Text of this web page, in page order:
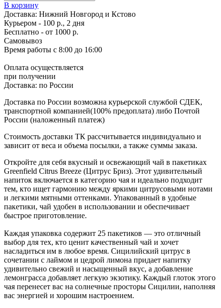
В корзину
Доставка: Нижний Новгород и Кстово
Курьером - 100 р., 2 дня
Бесплатно - от 1000 р.
Самовывоз
Время работы с 8:00 до 16:00
Оплата осуществляется
при получении
Доставка: по России
Доставка по России возможна курьерской службой СДЕК,
транспортной компанией(100% предоплата) либо Почтой
России (наложенный платеж)
Стоимость доставки ТК рассчитывается индивидуально и
зависит от веса и объема посылки, а также суммы заказа.
Откройте для себя вкусный и освежающий чай в пакетиках
Greenfield Citrus Breeze (Цитрус Бриз). Этот удивительный
напиток включается в категорию чая и идеально подходит
тем, кто ищет гармонию между яркими цитрусовыми нотами
и легкими мятными оттенками. Упакованный в удобные
пакетики, чай удобен в использовании и обеспечивает
быстрое приготовление.
Каждая упаковка содержит 25 пакетиков — это отличный
выбор для тех, кто ценит качественный чай и хочет
насладиться им в любое время. Сицилийский цитрус в
сочетании с лаймом и цедрой лимона придает напитку
удивительно свежий и насыщенный вкус, а добавление
лемонграсса добавляет легкую экзотику. Каждый глоток этого
чая перенесет вас на солнечные просторы Сицилии, наполняя
вас энергией и хорошим настроением.